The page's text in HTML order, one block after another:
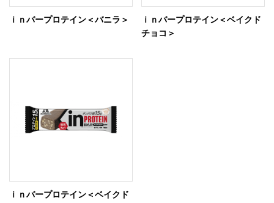
ｉｎバープロテイン＜バニラ＞
ｉｎバープロテイン＜ベイクド
チョコ＞
ｉｎバープロテイン＜ベイクド